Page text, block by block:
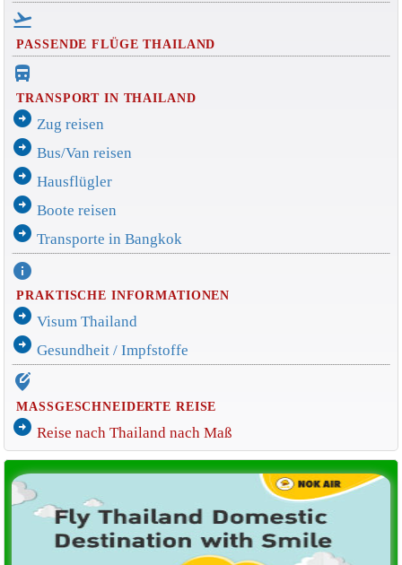
flight_takeoff
PASSENDE FLÜGE THAILAND
directions_bus_filled
TRANSPORT IN THAILAND
arrow_circle_right Zug reisen
arrow_circle_right Bus/Van reisen
arrow_circle_right Hausflügler
arrow_circle_right Boote reisen
arrow_circle_right Transporte in Bangkok
info
PRAKTISCHE INFORMATIONEN
arrow_circle_right Visum Thailand
arrow_circle_right Gesundheit / Impfstoffe
edit_location_alt
MASSGESCHNEIDERTE REISE
arrow_circle_right Reise nach Thailand nach Maß